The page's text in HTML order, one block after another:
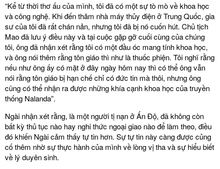
“Kể từ thời thơ ấu của mình, tôi đã có một sự tò mò về khoa học
và công nghệ. Khi đến thăm nhà máy thủy điện ở Trung Quốc, gia
sư của tôi đã rất chán nản, nhưng tôi đã bị nó cuốn hút. Chủ tịch
Mao đã lưu ý điều này và tại cuộc gặp gỡ cuối cùng của chúng
tôi, ông đã nhận xét rằng tôi có một đầu óc mang tính khoa học,
và ông nói thêm rằng tôn giáo thì như là thuốc phiện. Tôi nghĩ rằng
nếu như ông ấy có mặt ở đây ngày hôm nay thì có thể ông vẫn
nói rằng tôn giáo bị hạn chế chỉ có đức tin mà thôi, nhưng ông
cũng có thể nhận ra được những khía cạnh khoa học của truyền
thống Nalanda”.
Ngài nhận xét rằng, là một người tị nạn ở Ấn Độ, đã không còn
bất kỳ thủ tục nào hay nghi thức ngoại giao nào để làm theo, điều
đó khiến Ngài cảm thấy tự tin hơn. Sự tự tin này càng được củng
cố thêm nhờ sự thực hành của mình về lòng vị tha và sự hiểu biết
về lý duyên sinh.